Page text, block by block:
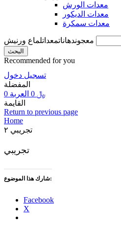
معدات الورش
معدات الديكور
معدات سمكرة
معجوندهاناتمعداتلماع ورنيش
البحث
Recommended for you
تسجيل دخول
المفضلة
0
﷼
القايمة
Return to previous page
Home
تجريبي ٢
تجريبي
شارك هذا الموضوع:
Facebook
X